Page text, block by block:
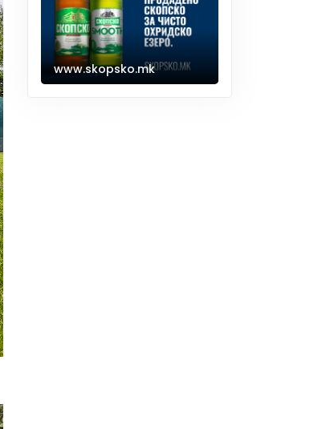
www.skopsko.mk